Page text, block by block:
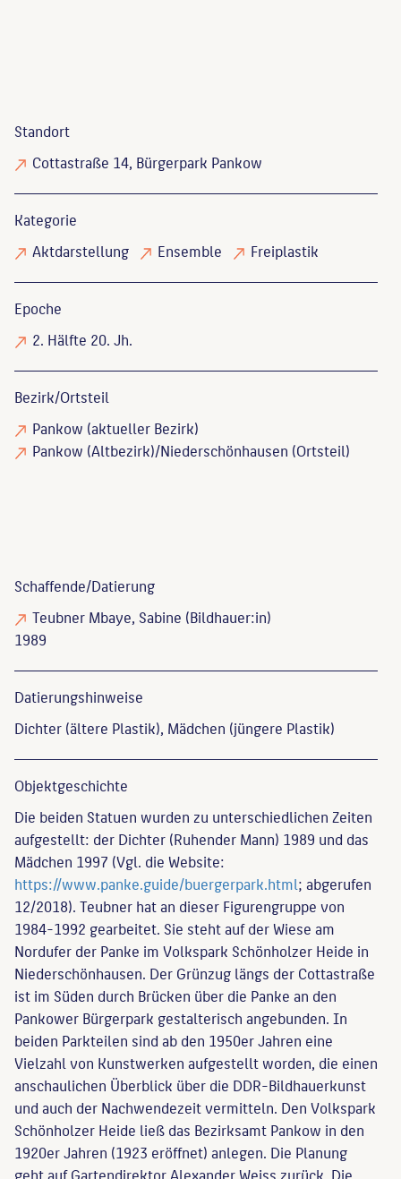
Standort
Cottastraße 14, Bürgerpark Pankow
Kategorie
Aktdarstellung
Ensemble Freiplastik
Epoche
2. Hälfte 20. Jh.
Bezirk/Ortsteil
Pankow (aktueller Bezirk)
Pankow (Altbezirk)/Niederschönhausen (Ortsteil)
Schaffende/Datierung
Teubner Mbaye, Sabine (Bildhauer:in)
1989
Datierungs­hinweise
Dichter (ältere Plastik), Mädchen (jüngere Plastik)
Objekt­geschichte
Die beiden Statuen wurden zu unterschiedlichen Zeiten
aufgestellt: der Dichter (Ruhender Mann) 1989 und das
Mädchen 1997 (Vgl. die Website:
https://www.panke.guide/buergerpark.html; abgerufen
12/2018). Teubner hat an dieser Figurengruppe von
1984-1992 gearbeitet. Sie steht auf der Wiese am
Nordufer der Panke im Volkspark Schönholzer Heide in
Niederschönhausen. Der Grünzug längs der Cottastraße
ist im Süden durch Brücken über die Panke an den
Pankower Bürgerpark gestalterisch angebunden. In
beiden Parkteilen sind ab den 1950er Jahren eine
Vielzahl von Kunstwerken aufgestellt worden, die einen
anschaulichen Überblick über die DDR-Bildhauerkunst
und auch der Nachwendezeit vermitteln. Den Volkspark
Schönholzer Heide ließ das Bezirksamt Pankow in den
1920er Jahren (1923 eröffnet) anlegen. Die Planung
geht auf Gartendirektor Alexander Weiss zurück. Die